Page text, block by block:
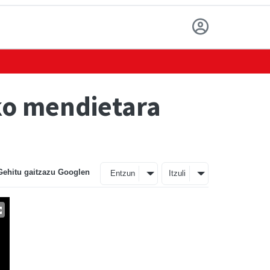
mendietara
gaitzazu Googlen Entzun Itzuli